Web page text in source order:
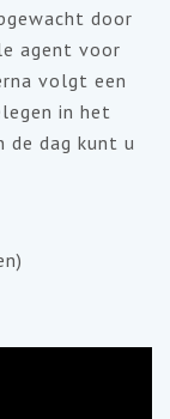
door
agent voor
volgt een
in het
de dag kunt u